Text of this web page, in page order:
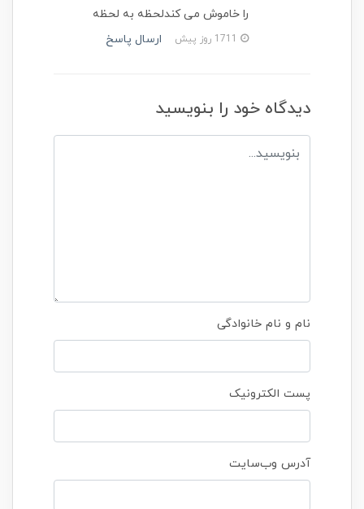
را خاموش می کندلحظه به لحظه
ارسال پاسخ
دیدگاه خود را بنویسید
نام و نام خانوادگی
پست الکترونیک
آدرس وب‌سایت